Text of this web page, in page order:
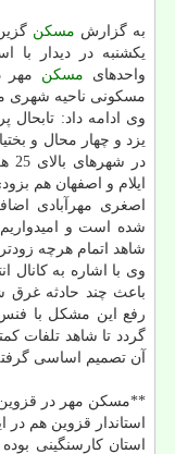
به گزارش مسكن
یكشنبه در دیدار با
واحدهای مسكن مهر
مسكونی ناحیه شهری
وی ادامه داد: تابحال
یزد و چهار محال و
ایلام و اصفهان هم
اصغری مهرآبادی
شده است و
شاهد اتمام هرچه
وی با اشاره به كانال
باعث چند حادثه غرق
رفع این مشكل با
گردد تا شاهد تلفات
آن تصمیم اساسی
**مسكن مهر در
استاندار قزوین هم در
استان كارسنگینی